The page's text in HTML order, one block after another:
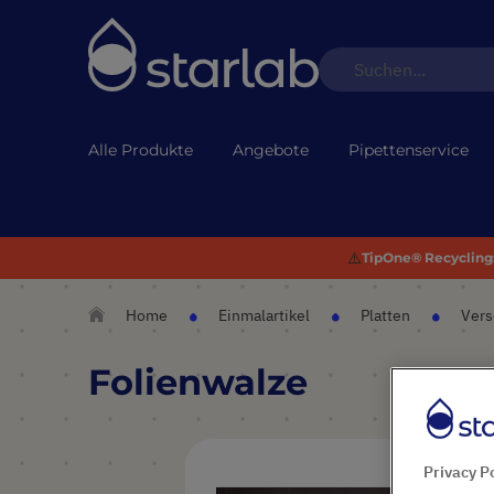
Alle Produkte Angebote Pipettenservice
⚠️TipOne®
Home Einmalartikel Platten
Folienwalze
Privacy